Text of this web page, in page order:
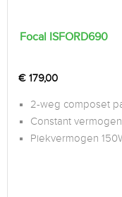
Focal ISFORD690
€ 179,00
2-weg composet
Constant
Piekvermogen